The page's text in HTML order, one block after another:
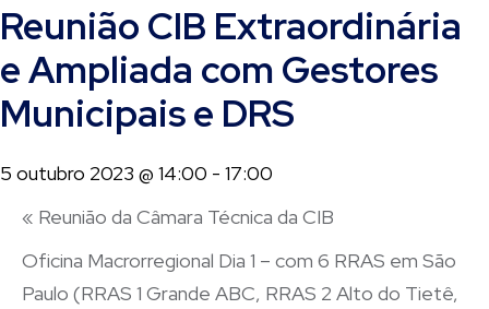
Reunião CIB Extraordinária
e Ampliada com Gestores
Municipais e DRS
5 outubro 2023 @ 14:00 - 17:00
« Reunião da Câmara Técnica da CIB
Oficina Macrorregional Dia 1 – com 6 RRAS em São
Paulo (RRAS 1 Grande ABC, RRAS 2 Alto do Tietê,